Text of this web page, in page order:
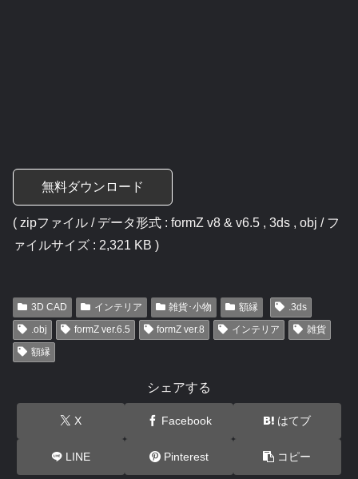
無料ダウンロード
( zipファイル / データ形式 : formZ v8 & v6.5 , 3ds , obj / フ
ァイルサイズ : 2,321 KB )
3D CAD インテリア 雑貨･小物 額縁
.3ds
.obj
formZ ver.6.5 formZ ver.8 インテリア
雑貨
額縁
シェアする
X Facebook はてブ
LINE Pinterest コピー